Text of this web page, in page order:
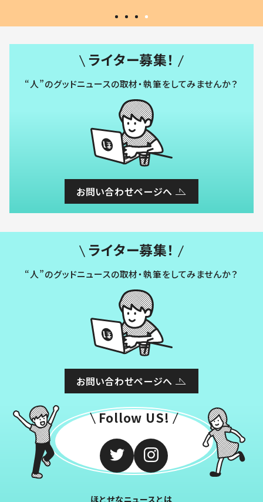
ライター募集！
“人”のグッドニュースの取材・執筆をしてみませんか？
お問い合わせページへ
ライター募集！
“人”のグッドニュースの取材・執筆をしてみませんか？
お問い合わせページへ
Follow US!
ほとせなニュースとは